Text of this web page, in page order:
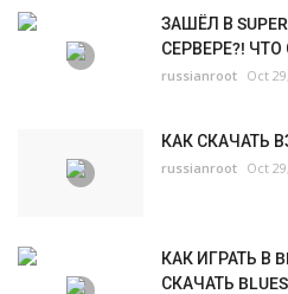
ЗАШЁЛ В
СЕРВЕРЕ?! ЧТО
russianroot Oct
КАК СКАЧАТЬ
russianroot Oct
КАК ИГРАТЬ В
СКАЧАТЬ